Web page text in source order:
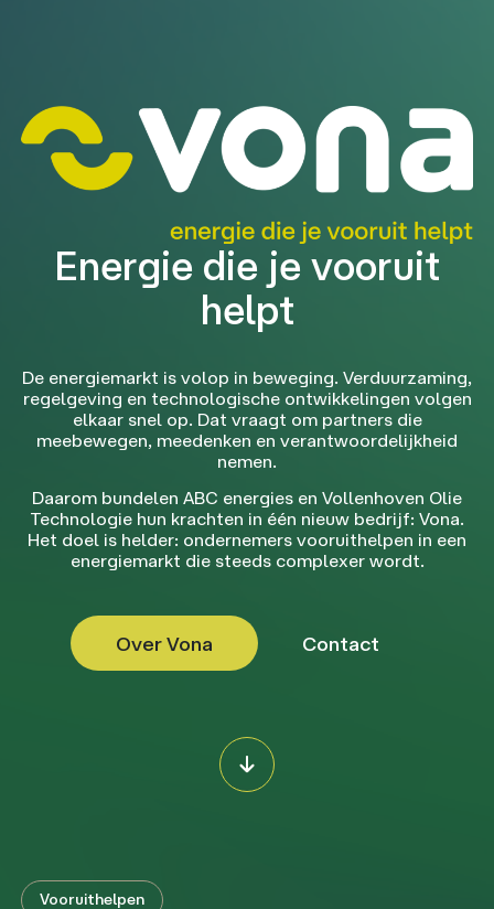
Energie die je vooruit
helpt
De energiemarkt is volop in beweging. Verduurzaming,
regelgeving en technologische ontwikkelingen volgen
elkaar snel op. Dat vraagt om partners die
meebewegen, meedenken en verantwoordelijkheid
nemen.
Daarom bundelen ABC energies en Vollenhoven Olie
Technologie hun krachten in één nieuw bedrijf: Vona.
Het doel is helder: ondernemers vooruithelpen in een
energiemarkt die steeds complexer wordt.
Over Vona Contact
Vooruithelpen